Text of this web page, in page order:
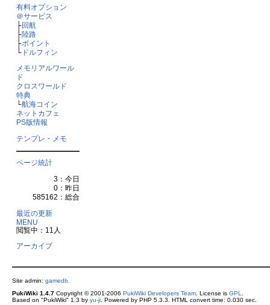
有料オプション
＠サービス
├回航
├陸路
├ポイント
└ドルフィン
メモリアルワール
ド
クロスワールド
特典
└航海コイン
ネットカフェ
PS版情報
テンプレ・メモ
ページ統計
3：今日
0：昨日
585162：総合
最近の更新
MENU
閲覧中：11人
アーカイブ
Site admin: gamedb.
PukiWiki 1.4.7Copyright © 2001-2006 PukiWiki Developers Team. License is GPL
Based on "PukiWiki" 1.3 by yu-ji. Powered by PHP 5.3.3. HTML convert time: 0.030 sec.